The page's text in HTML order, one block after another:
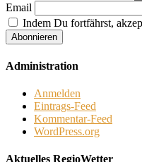
Email
Indem Du fortfährst,
Administration
Anmelden
Eintrags-Feed
Kommentar-Feed
WordPress.org
Aktuelles RegioWetter